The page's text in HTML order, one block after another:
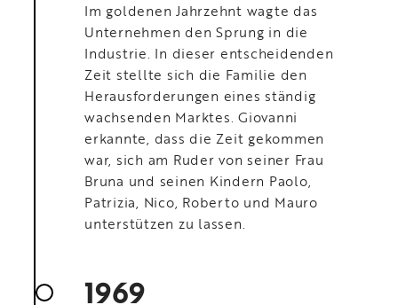
Im goldenen Jahrzehnt wagte das
Unternehmen den Sprung in die
Industrie. In dieser entscheidenden
Zeit stellte sich die Familie den
Herausforderungen eines ständig
wachsenden Marktes. Giovanni
erkannte, dass die Zeit gekommen
war, sich am Ruder von seiner Frau
Bruna und seinen Kindern Paolo,
Patrizia, Nico, Roberto und Mauro
unterstützen zu lassen.
1969